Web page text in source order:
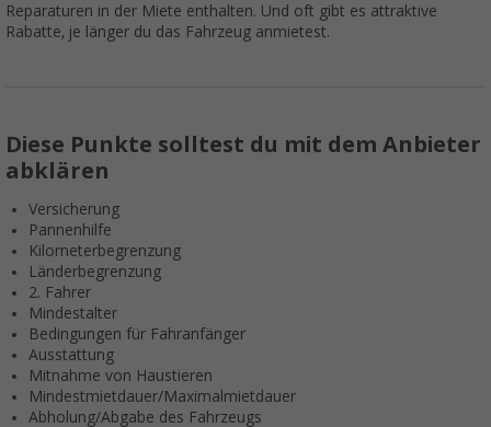
Reparaturen in der Miete enthalten. Und oft gibt es attraktive
Rabatte, je länger du das Fahrzeug anmietest.
Diese Punkte solltest du mit dem Anbieter
abklären
Versicherung
Pannenhilfe
Kilometerbegrenzung
Länderbegrenzung
2. Fahrer
Mindestalter
Bedingungen für Fahranfänger
Ausstattung
Mitnahme von Haustieren
Mindestmietdauer/Maximalmietdauer
Abholung/Abgabe des Fahrzeugs